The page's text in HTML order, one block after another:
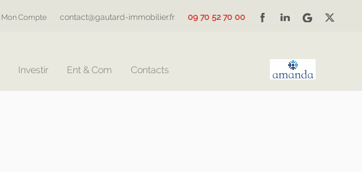
Mon Compte contact@gautard-immobilier.fr 09 70 52 70 00
Investir Ent & Com Contacts